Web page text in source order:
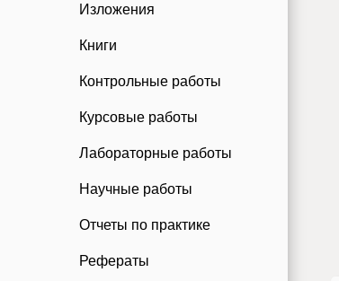
Изложения
Книги
Контрольные работы
Курсовые работы
Лабораторные работы
Научные работы
Отчеты по практике
Рефераты